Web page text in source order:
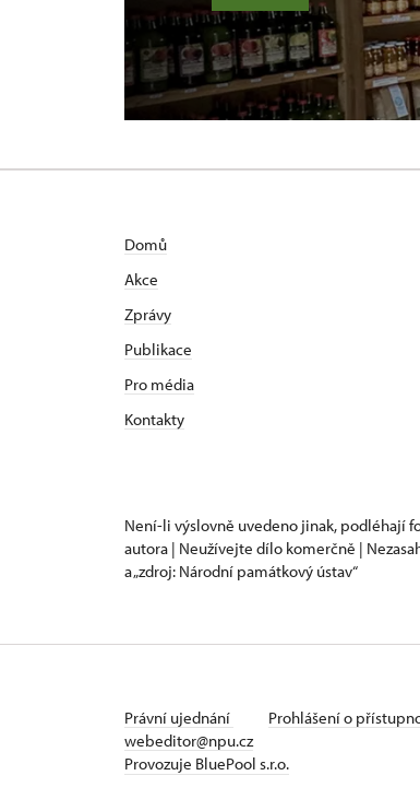
Domů
Akce
Zprávy
Publikace
Pro média
Kontakty
Není-li výslovně uvedeno jinak, podléhají
autora | Neužívejte dílo komerčně |
a „zdroj: Národní památkový ústav“
Právní ujednání Prohlášení o
webeditor@npu.cz
Provozuje BluePool s.r.o.